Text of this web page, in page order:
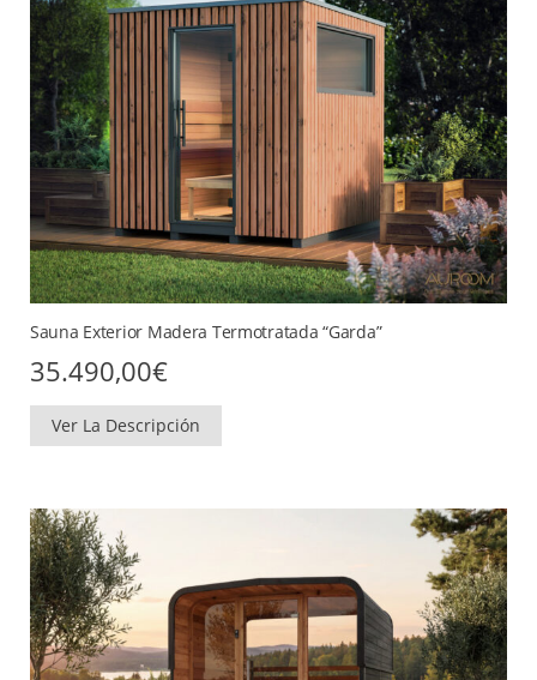
Sauna Exterior Madera Termotratada “Garda”
35.490,00€
Ver La Descripción